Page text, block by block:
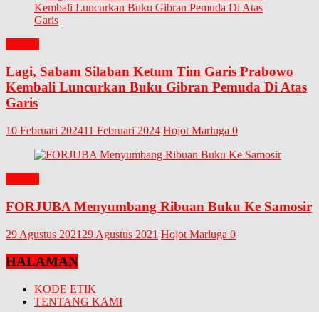
Lagi, Sabam Silaban Ketum Tim Garis Prabowo
Kembali Luncurkan Buku Gibran Pemuda Di Atas
Garis
10 Februari 202411 Februari 2024 Hojot Marluga 0
FORJUBA Menyumbang Ribuan Buku Ke Samosir
29 Agustus 2021 29 Agustus 2021 Hojot Marluga 0
HALAMAN
KODE ETIK
TENTANG KAMI